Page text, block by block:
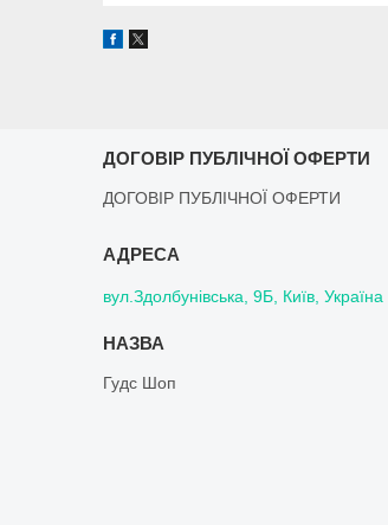
ДОГОВІР ПУБЛІЧНОЇ ОФЕРТИ
ДОГОВІР ПУБЛІЧНОЇ ОФЕРТИ
вул.Здолбунівська, 9Б, Київ, Україна
Гудс Шоп